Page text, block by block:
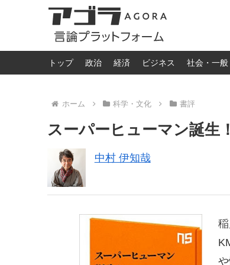
トップ 政治 経済 ビジネス 社会・一般
ホーム 科学・文化 書評
スーパーヒューマン誕生！
中村 伊知哉